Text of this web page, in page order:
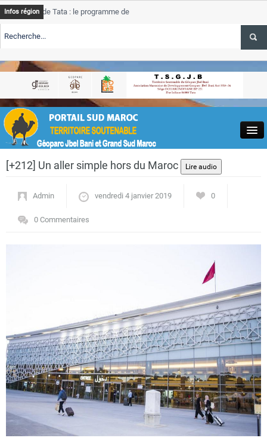
Close
Régions
Infos région
de Tata : le programme de rehabilitation post-inondations
TSGJB Tourisme : l’ONMT renforce l’aerien a Dakhla et
Tata
TSGJB Tourisme au Maroc : Transavia renforce les vols Paris-
[+212] Un aller simple hors du Maroc
Admin vendredi 4 janvier 2019 0
0 Commentaires